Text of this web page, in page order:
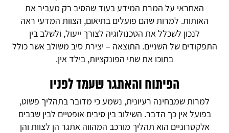
האחראי על המרת המידע בעוד שהסיב רק מעביר את
האותות. למרות שהם פועלים בתיאום, הצוות המדעי ראה
לנכון לשכלל את הטכנולוגיה לצורך ייעול, ולשלב בין
התפקודים של השניים. התוצאה – יצירת סיב משולב אשר כולל
בתוכו את שתי הפונקציות, בילד אין.
הפיתוח והאתגר שעמד לפניו
למרות שמבחינה רעיונית, נשמע כי מדובר בתהליך פשוט,
בפועל אין כך הדבר. השילוב בין סיבים אופטיים לבין שבבים
אלקטרוניים הוא תהליך מורכב המהווה אתגר הן לצוות והן